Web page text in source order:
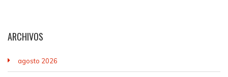
ARCHIVOS
agosto 2026